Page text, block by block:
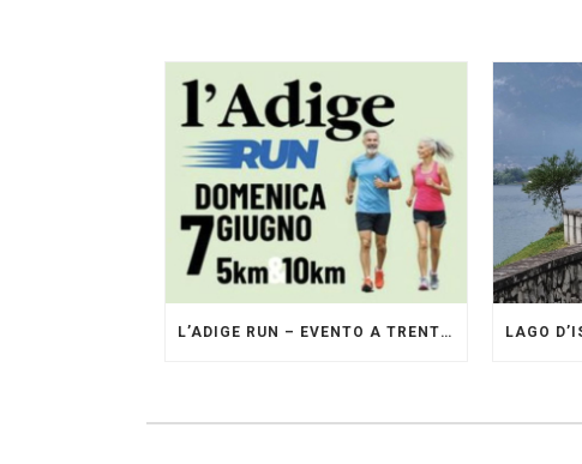
L’ADIGE RUN – EVENTO A TRENTO GESTITO DAI PACERS GLI ORIGINALI